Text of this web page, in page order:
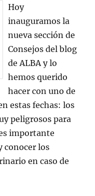
Hoy
inauguramos la
nueva sección de
Consejos del blog
de ALBA y lo
hemos querido
hacer con uno de
estas fechas: los
peligrosos para
importante
conocer los
en caso de